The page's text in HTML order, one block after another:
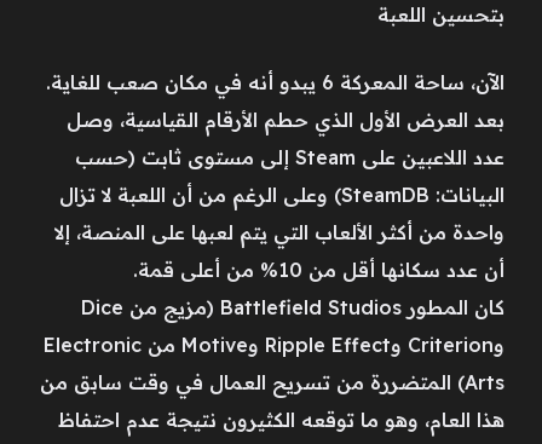
بتحسين اللعبة
الآن، ساحة المعركة 6 يبدو أنه في مكان صعب للغاية.
بعد العرض الأول الذي حطم الأرقام القياسية، وصل
عدد اللاعبين على Steam إلى مستوى ثابت (حسب
البيانات: SteamDB) وعلى الرغم من أن اللعبة لا تزال
واحدة من أكثر الألعاب التي يتم لعبها على المنصة، إلا
أن عدد سكانها أقل من 10% من أعلى قمة.
كان المطور Battlefield Studios (مزيج من Dice
وCriterion وRipple Effect وMotive من Electronic
Arts) المتضررة من تسريح العمال في وقت سابق من
هذا العام، وهو ما توقعه الكثيرون نتيجة عدم احتفاظ